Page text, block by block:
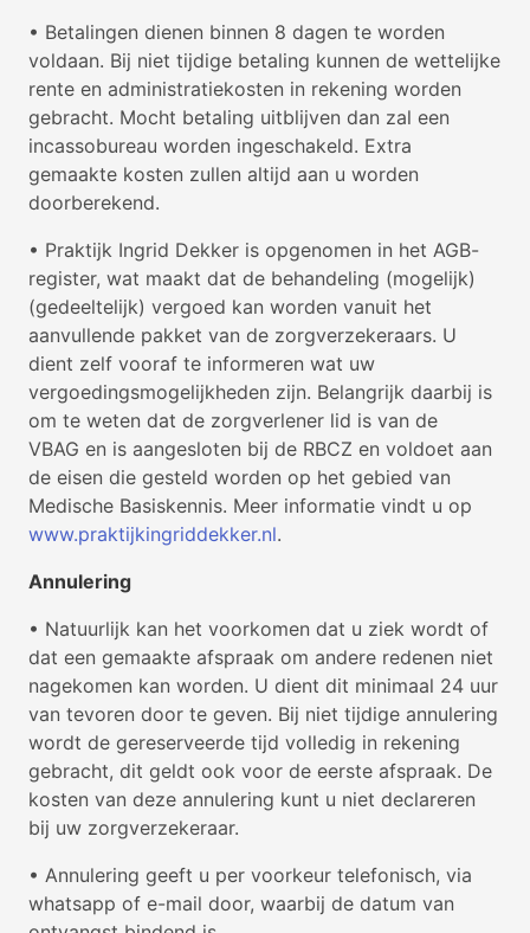
• Betalingen dienen binnen 8 dagen te worden
voldaan. Bij niet tijdige betaling kunnen de wettelijke
rente en administratiekosten in rekening worden
gebracht. Mocht betaling uitblijven dan zal een
incassobureau worden ingeschakeld. Extra
gemaakte kosten zullen altijd aan u worden
doorberekend.
• Praktijk Ingrid Dekker is opgenomen in het AGB-
register, wat maakt dat de behandeling (mogelijk)
(gedeeltelijk) vergoed kan worden vanuit het
aanvullende pakket van de zorgverzekeraars. U
dient zelf vooraf te informeren wat uw
vergoedingsmogelijkheden zijn. Belangrijk daarbij is
om te weten dat de zorgverlener lid is van de
VBAG en is aangesloten bij de RBCZ en voldoet aan
de eisen die gesteld worden op het gebied van
Medische Basiskennis. Meer informatie vindt u op
www.praktijkingriddekker.nl.
Annulering
• Natuurlijk kan het voorkomen dat u ziek wordt of
dat een gemaakte afspraak om andere redenen niet
nagekomen kan worden. U dient dit minimaal 24 uur
van tevoren door te geven. Bij niet tijdige annulering
wordt de gereserveerde tijd volledig in rekening
gebracht, dit geldt ook voor de eerste afspraak. De
kosten van deze annulering kunt u niet declareren
bij uw zorgverzekeraar.
• Annulering geeft u per voorkeur telefonisch, via
whatsapp of e-mail door, waarbij de datum van